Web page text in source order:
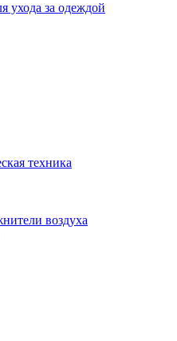
ухода за одеждой
техника
воздуха